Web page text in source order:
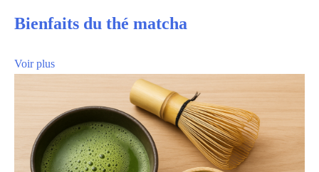
Bienfaits du thé matcha
Voir plus